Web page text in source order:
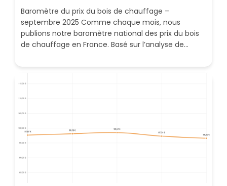
Baromètre du prix du bois de chauffage –
septembre 2025 Comme chaque mois, nous
publions notre baromètre national des prix du bois
de chauffage en France. Basé sur l’analyse de…